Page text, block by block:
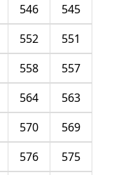
545
546
551
552
557
558
563
564
569
570
575
576